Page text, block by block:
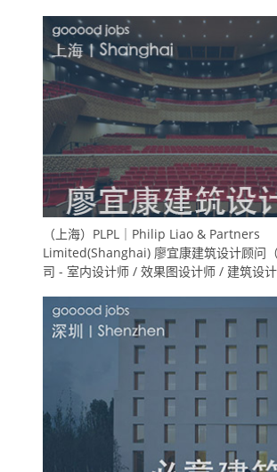
（上海）PLPL｜Philip Liao & Partners
Limited(Shanghai) 廖宜康建筑设计顾问
司 - 室内设计师 / 效果图设计师 / 建筑设